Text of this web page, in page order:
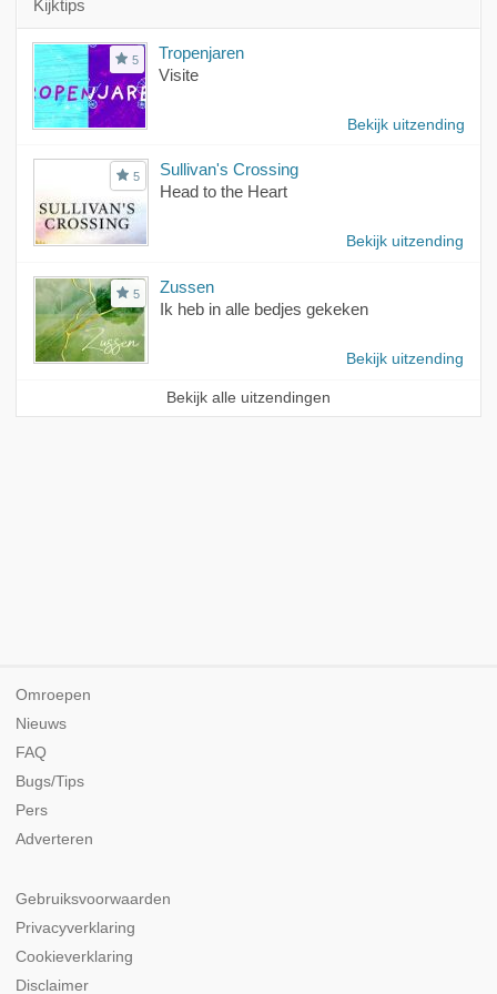
Kijktips
5
Tropenjaren
Visite
Bekijk uitzending
5
Sullivan's Crossing
Head to the Heart
Bekijk uitzending
5
Zussen
Ik heb in alle bedjes gekeken
Bekijk uitzending
Bekijk alle uitzendingen
Omroepen
Nieuws
FAQ
Bugs/Tips
Pers
Adverteren
Gebruiksvoorwaarden
Privacyverklaring
Cookieverklaring
Disclaimer